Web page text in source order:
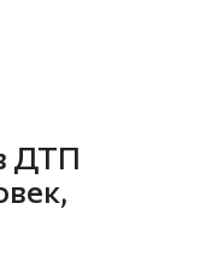
ДТП